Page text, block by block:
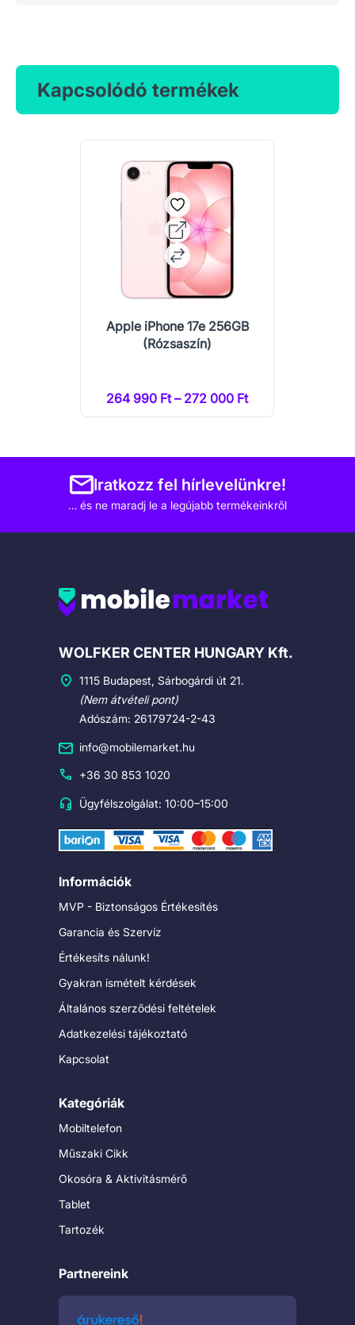
Kapcsolódó termékek
Apple iPhone 17e 256GB
(Rózsaszín)
264 990 Ft – 272 000 Ft
Iratkozz fel hírlevelünkre!
… és ne maradj le a legújabb termékeinkről
Cégadatok
WOLFKER CENTER HUNGARY Kft.
1115 Budapest, Sárbogárdi út 21.
(Nem átvételi pont)
Adószám: 26179724-2-43
info@mobilemarket.hu
+36 30 853 1020
Ügyfélszolgálat: 10:00–15:00
Információk
MVP - Biztonságos Értékesítés
Garancia és Szervíz
Értékesíts nálunk!
Gyakran ismételt kérdések
Általános szerződési feltételek
Adatkezelési tájékoztató
Kapcsolat
Kategóriák
Mobiltelefon
Műszaki Cikk
Okosóra & Aktivitásmérő
Tablet
Tartozék
Partnereink